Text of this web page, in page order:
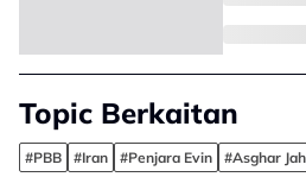
Topic Berkaitan
#PBB #Iran #Penjara Evin #Asghar